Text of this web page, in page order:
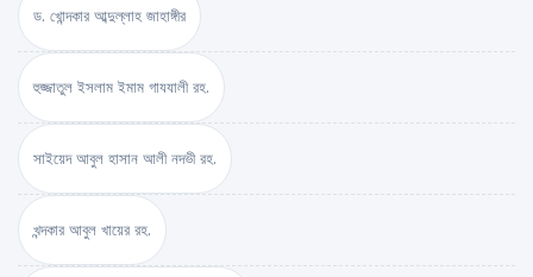
ড. খোন্দকার আব্দুল্লাহ জাহাঙ্গীর
হুজ্জাতুল ইসলাম ইমাম গাযযালী রহ.
সাইয়েদ আবুল হাসান আলী নদভী রহ.
খন্দকার আবুল খায়ের রহ.